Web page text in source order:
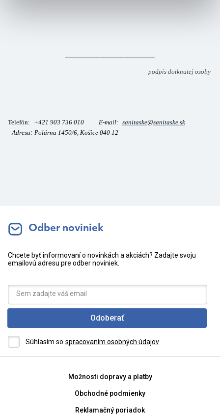
podpis dotknutej osoby
Telefón: +421 903 736 010 E-mail: sanitaske@sanitaske.sk
Adresa: Polárna 1450/6, Košice 040 12
Odber noviniek
Chcete byť informovaní o novinkách a akciách? Zadajte svoju
emailovú adresu pre odber noviniek.
Odoberať
Súhlasím so spracovaním osobných údajov
Možnosti dopravy a platby
Obchodné podmienky
Reklamačný poriadok